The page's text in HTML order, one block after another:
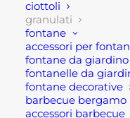
ciottoli
granulati
fontane
accessori per
fontane da
fontanelle da
fontane decorative
barbecue bergamo
accessori barbecue
Il granulato di
granulato bianco
naturali da giardino
tutti i seguenti
mondiali e da cave
come iciottoli,
granulometrie